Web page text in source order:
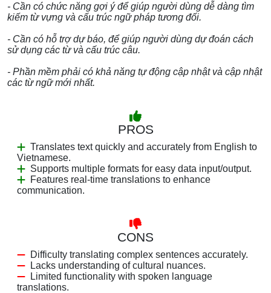
- Cần có chức năng gợi ý để giúp người dùng dễ dàng tìm
kiếm từ vựng và cấu trúc ngữ pháp tương đối.
- Cần có hỗ trợ dự báo, để giúp người dùng dự đoán cách
sử dụng các từ và cấu trúc câu.
- Phần mềm phải có khả năng tự động cập nhật và cập nhật
các từ ngữ mới nhất.
PROS
Translates text quickly and accurately from English to
Vietnamese.
Supports multiple formats for easy data input/output.
Features real-time translations to enhance
communication.
CONS
Difficulty translating complex sentences accurately.
Lacks understanding of cultural nuances.
Limited functionality with spoken language
translations.